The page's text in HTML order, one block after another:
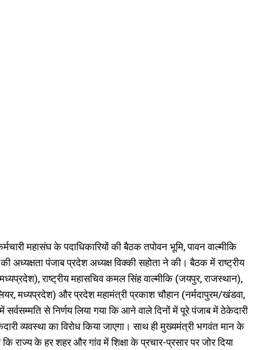
महासंघ के पदाधिकारियों की बैठक तपोवन भूमि, पावन वाल्मीकि
पंजाब प्रदेश अध्यक्ष विक्की सहोता ने की। बैठक में राष्ट्रीय
राष्ट्रीय महासचिव कमल सिंह वाल्मीकि (जयपुर, राजस्थान),
मध्यप्रदेश) और प्रदेश महामंत्री प्रकाश चौहान (नर्मदापुरम/खंडवा,
से निर्णय लिया गया कि आने वाले दिनों में पूरे पंजाब में ठेकेदारी
व्यवस्था का विरोध किया जाएगा। साथ ही मुख्यमंत्री भगवंत मान के
के हर शहर और गांव में शिक्षा के प्रचार-प्रसार पर जोर दिया